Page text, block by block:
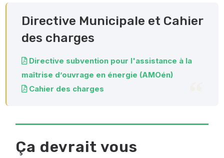
Directive Municipale et Cahier
des charges
Directive subvention pour l'assistance à la
maîtrise d’ouvrage en énergie (AMOén)
Cahier des charges
Ça devrait vous